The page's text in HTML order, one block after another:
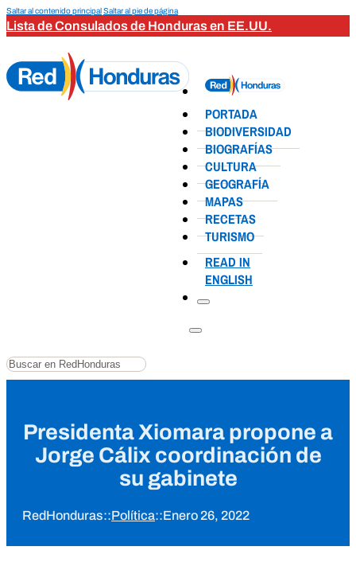
Saltar al contenido principalSaltar al pie de página
Lista de Consulados de Honduras en EE.UU.
PORTADA
BIODIVERSIDAD
BIOGRAFÍAS
CULTURA
GEOGRAFÍA
MAPAS
RECETAS
TURISMO
READ IN
ENGLISH
Buscar
Presidenta Xiomara propone a
Jorge Cálix coordinación de
su gabinete
RedHonduras::Política::Enero 26, 2022